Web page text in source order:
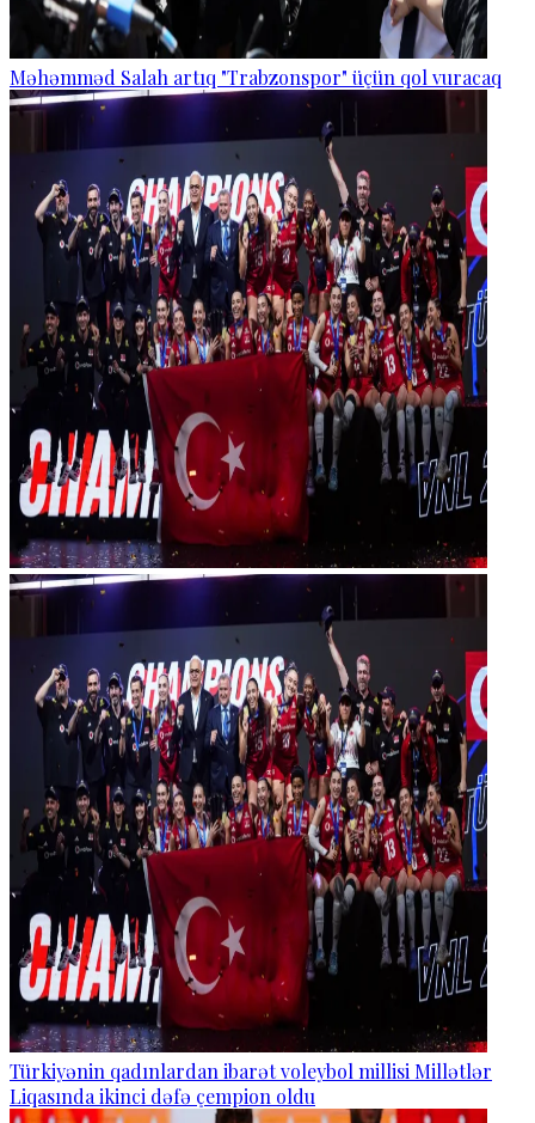
Məhəmməd Salah artıq "Trabzonspor" üçün qol vuracaq
Türkiyənin qadınlardan ibarət voleybol millisi Millətlər
Liqasında ikinci dəfə çempion oldu